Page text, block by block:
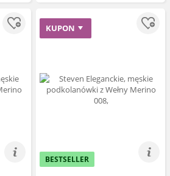
KUPON
BESTSELLER